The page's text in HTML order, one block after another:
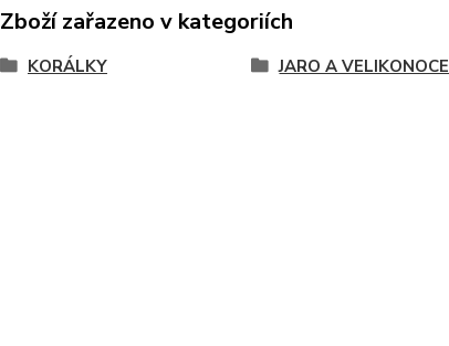
Zboží zařazeno v kategoriích
KORÁLKY JARO A VELIKONOCE